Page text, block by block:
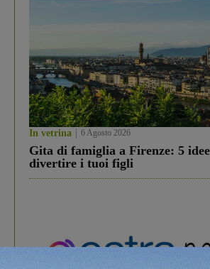
In vetrina 6 Agosto 2026
Gita di famiglia a Firenze: 5
divertire i tuoi figli